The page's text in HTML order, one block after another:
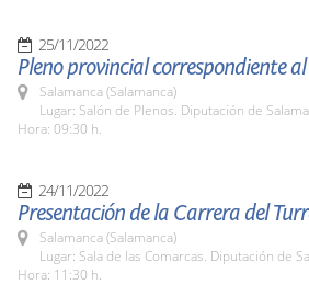
25/11/2022
Pleno provincial correspondiente
Salamanca (Salamanca)
Lugar: Salón de Plenos. Diputación de
Hora: 09:30 h.
24/11/2022
Presentación de la Carrera del
Salamanca (Salamanca)
Lugar: Sala de las Comarcas. Diputación de
Hora: 11:30 h.